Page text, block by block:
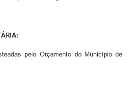
pelo Orçamento do Município de